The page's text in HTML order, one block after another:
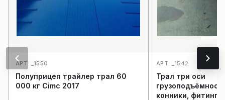
АРТ: _1550
Полуприцеп трайлер трал 60
000 кг Cimc 2017
АРТ: _1542
Трал три оси
конники, фитинг